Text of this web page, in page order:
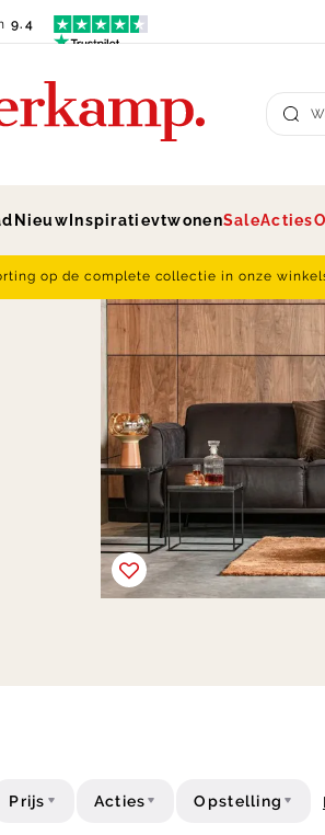
9.4
Nieuw InspiratievtwonenSaleActies
op de complete collectie in onze
Prijs Acties Opstelling